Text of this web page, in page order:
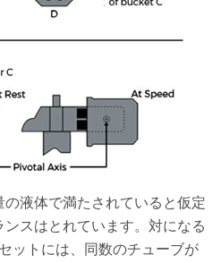
液体で満たされていると仮定
スはとれています。対になる
ットには、同数のチューブが